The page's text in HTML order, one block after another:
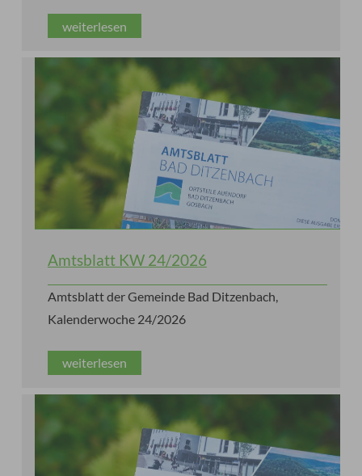
weiterlesen
Amtsblatt KW 24/2026
Amtsblatt der Gemeinde Bad Ditzenbach,
Kalenderwoche 24/2026
weiterlesen